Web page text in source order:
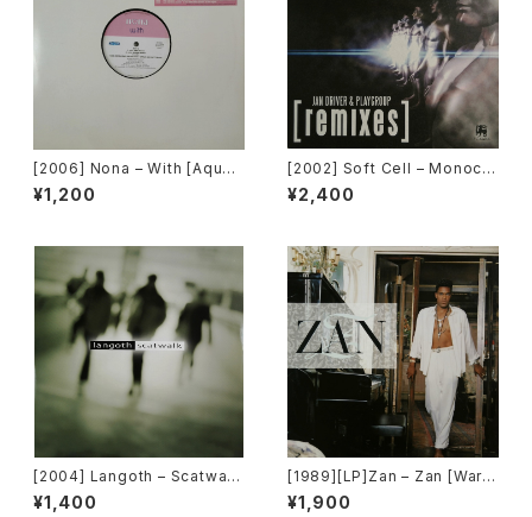
[2006] Nona – With [Aqua]
[PROMO]
¥1,200
[2002] Soft Cell – Monocul
ture (Jan Driver & Playgrou
p Remixes) [3 Lanka]
¥2,400
[2004] Langoth – Scatwalk
[Sunshine Enterprises]
¥1,400
[1989][LP]Zan – Zan [Warn
er Bros. Records]
¥1,900